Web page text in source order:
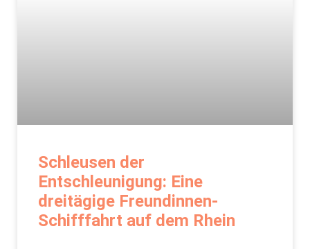
Schleusen der
Entschleunigung: Eine
dreitägige Freundinnen-
Schifffahrt auf dem Rhein